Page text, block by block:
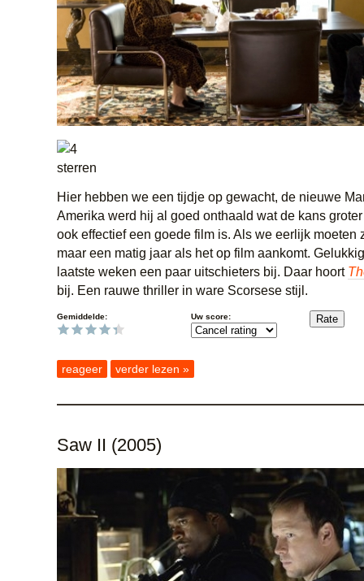
Hier hebben we een tijdje op gewacht, de nieuwe
Amerika werd hij al goed onthaald wat de kans
ook effectief een goede film is. Als we eerlijk moeten
maar een matig jaar als het op film aankomt.
laatste weken een paar uitschieters bij. Daar hoort
bij. Een rauwe thriller in ware Scorsese stijl.
Gemiddelde: Uw score:
reageer verder lezen »
Saw II (2005)